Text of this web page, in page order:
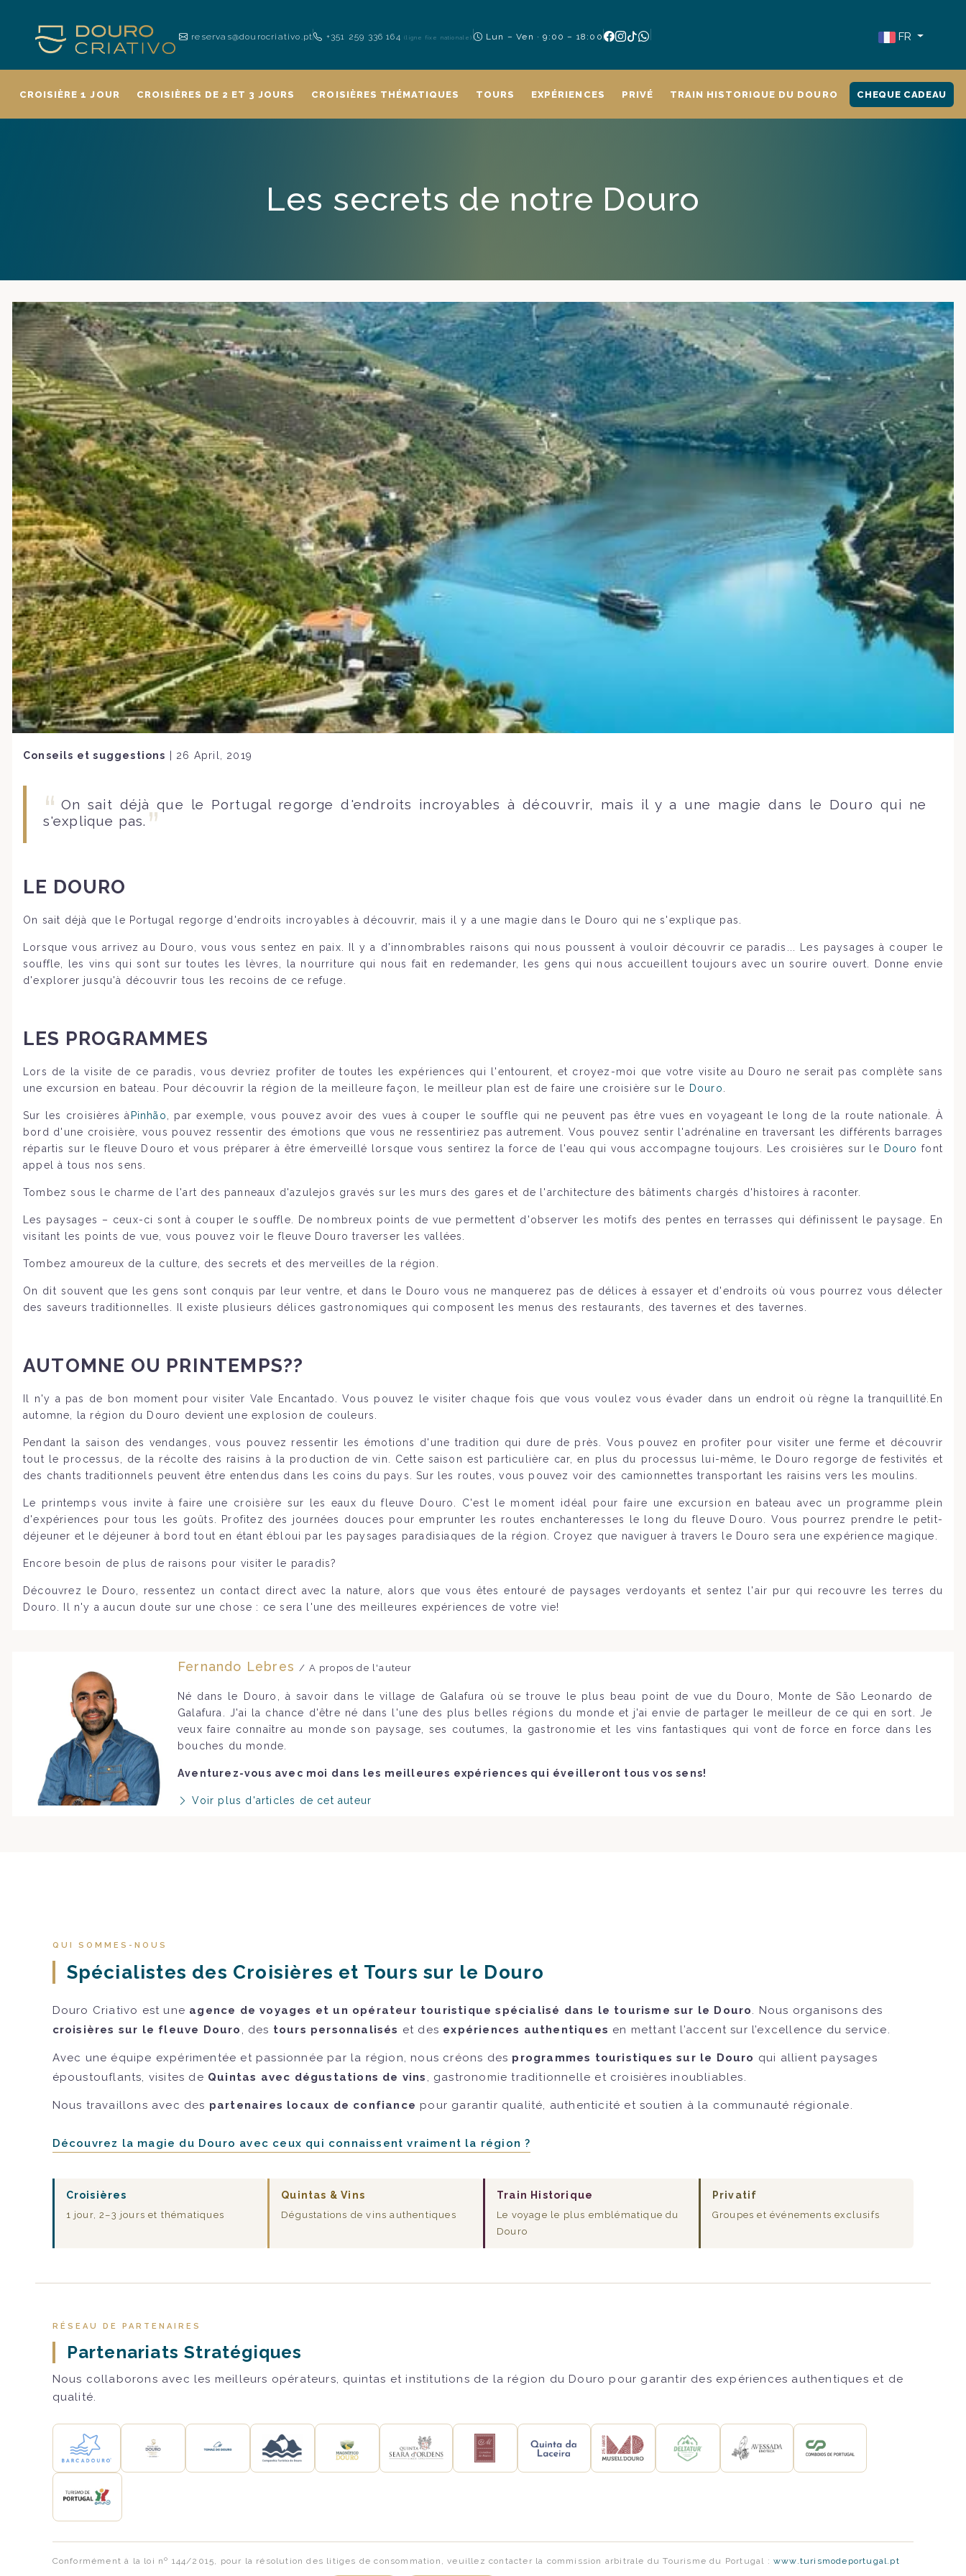
reservas@dourocriativo.pt +351 259 336 164(ligne fixe nationale) Lun – Ven · 9:00 – 18:00 FR
CROISIÈRE 1 JOUR CROISIÈRES DE 2 ET 3 JOURS CROISIÈRES THÉMATIQUES TOURS EXPÉRIENCES PRIVÉ TRAIN HISTORIQUE DU DOURO CHEQUE CADEAU
Les secrets de notre Douro
Conseils et suggestions 26 April, 2019
On sait déjà que le Portugal regorge d'endroits incroyables à découvrir, mais il y a une magie dans le Douro qui ne
s'explique pas.
LE DOURO
On sait déjà que le Portugal regorge d'endroits incroyables à découvrir, mais il y a une magie dans le Douro qui ne s'explique pas.
Lorsque vous arrivez au Douro, vous vous sentez en paix. Il y a d'innombrables raisons qui nous poussent à vouloir découvrir ce paradis... Les paysages à couper le
souffle, les vins qui sont sur toutes les lèvres, la nourriture qui nous fait en redemander, les gens qui nous accueillent toujours avec un sourire ouvert. Donne envie
d'explorer jusqu'à découvrir tous les recoins de ce refuge.
LES PROGRAMMES
Lors de la visite de ce paradis, vous devriez profiter de toutes les expériences qui l'entourent, et croyez-moi que votre visite au Douro ne serait pas complète sans
une excursion en bateau. Pour découvrir la région de la meilleure façon, le meilleur plan est de faire une croisière sur le Douro
Sur les croisières à Pinhão
, par exemple, vous pouvez avoir des vues à couper le souffle qui ne peuvent pas être vues en voyageant le long de la route nationale. À
bord d'une croisière, vous pouvez ressentir des émotions que vous ne ressentiriez pas autrement. Vous pouvez sentir l'adrénaline en traversant les différents barrages
répartis sur le fleuve Douro et vous préparer à être émerveillé lorsque vous sentirez la force de l'eau qui vous accompagne toujours. Les croisières sur le Douro font
appel à tous nos sens.
Tombez sous le charme de l'art des panneaux d'azulejos gravés sur les murs des gares et de l'architecture des bâtiments chargés d'histoires à raconter.
Les paysages – ceux-ci sont à couper le souffle. De nombreux points de vue permettent d'observer les motifs des pentes en terrasses qui définissent le paysage. En
visitant les points de vue, vous pouvez voir le fleuve Douro traverser les vallées.
Tombez amoureux de la culture, des secrets et des merveilles de la région.
On dit souvent que les gens sont conquis par leur ventre, et dans le Douro vous ne manquerez pas de délices à essayer et d'endroits où vous pourrez vous délecter
des saveurs traditionnelles. Il existe plusieurs délices gastronomiques qui composent les menus des restaurants, des tavernes et des tavernes.
AUTOMNE OU PRINTEMPS??
Il n'y a pas de bon moment pour visiter Vale Encantado. Vous pouvez le visiter chaque fois que vous voulez vous évader dans un endroit où règne la tranquillité.En
automne, la région du Douro devient une explosion de couleurs.
Pendant la saison des vendanges, vous pouvez ressentir les émotions d'une tradition qui dure de près. Vous pouvez en profiter pour visiter une ferme et découvrir
tout le processus, de la récolte des raisins à la production de vin. Cette saison est particulière car, en plus du processus lui-même, le Douro regorge de festivités et
des chants traditionnels peuvent être entendus dans les coins du pays. Sur les routes, vous pouvez voir des camionnettes transportant les raisins vers les moulins.
Le printemps vous invite à faire une croisière sur les eaux du fleuve Douro. C'est le moment idéal pour faire une excursion en bateau avec un programme plein
d'expériences pour tous les goûts. Profitez des journées douces pour emprunter les routes enchanteresses le long du fleuve Douro. Vous pourrez prendre le petit-
déjeuner et le déjeuner à bord tout en étant ébloui par les paysages paradisiaques de la région. Croyez que naviguer à travers le Douro sera une expérience magique.
Encore besoin de plus de raisons pour visiter le paradis?
Découvrez le Douro, ressentez un contact direct avec la nature, alors que vous êtes entouré de paysages verdoyants et sentez l'air pur qui recouvre les terres du
Douro. Il n'y a aucun doute sur une chose : ce sera l'une des meilleures expériences de votre vie!
Fernando Lebres / A propos de l'auteur
Né dans le Douro, à savoir dans le village de Galafura où se trouve le plus beau point de vue du Douro, Monte de São Leonardo de
Galafura. J'ai la chance d'être né dans l'une des plus belles régions du monde et j'ai envie de partager le meilleur de ce qui en sort. Je
veux faire connaître au monde son paysage, ses coutumes, la gastronomie et les vins fantastiques qui vont de force en force dans les
bouches du monde.
Aventurez-vous avec moi dans les meilleures expériences qui éveilleront tous vos sens!
Voir plus d'articles de cet auteur
QUI SOMMES-NOUS
Spécialistes des Croisières et Tours sur le Douro
Douro Criativo est une agence de voyages et un opérateur touristique spécialisé dans le tourisme sur le Douro. Nous organisons des
croisières sur le fleuve Douro , des tours personnalisés et des expériences authentiques en mettant l’accent sur l’excellence du service.
Avec une équipe expérimentée et passionnée par la région, nous créons des programmes touristiques sur le Douro qui allient paysages
époustouflants, visites de Quintas avec dégustations de vins , gastronomie traditionnelle et croisières inoubliables.
Nous travaillons avec des partenaires locaux de confiance pour garantir qualité, authenticité et soutien à la communauté régionale.
Découvrez la magie du Douro avec ceux qui connaissent vraiment la région ?
Croisières
1 jour, 2–3 jours et thématiques
Quintas & Vins
Dégustations de vins authentiques
Train Historique
Le voyage le plus emblématique du
Douro
Privatif
Groupes et événements exclusifs
RÉSEAU DE PARTENAIRES
Partenariats Stratégiques
Nous collaborons avec les meilleurs opérateurs, quintas et institutions de la région du Douro pour garantir des expériences authentiques et de
qualité.
Conformément à la loi nº 144/2015, pour la résolution des litiges de consommation, veuillez contacter la commission arbitrale du Tourisme du Portugal : www.turismodeportugal.pt